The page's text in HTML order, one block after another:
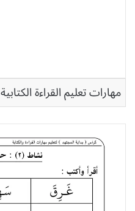
مهارات تعليم القراءة الكتابية